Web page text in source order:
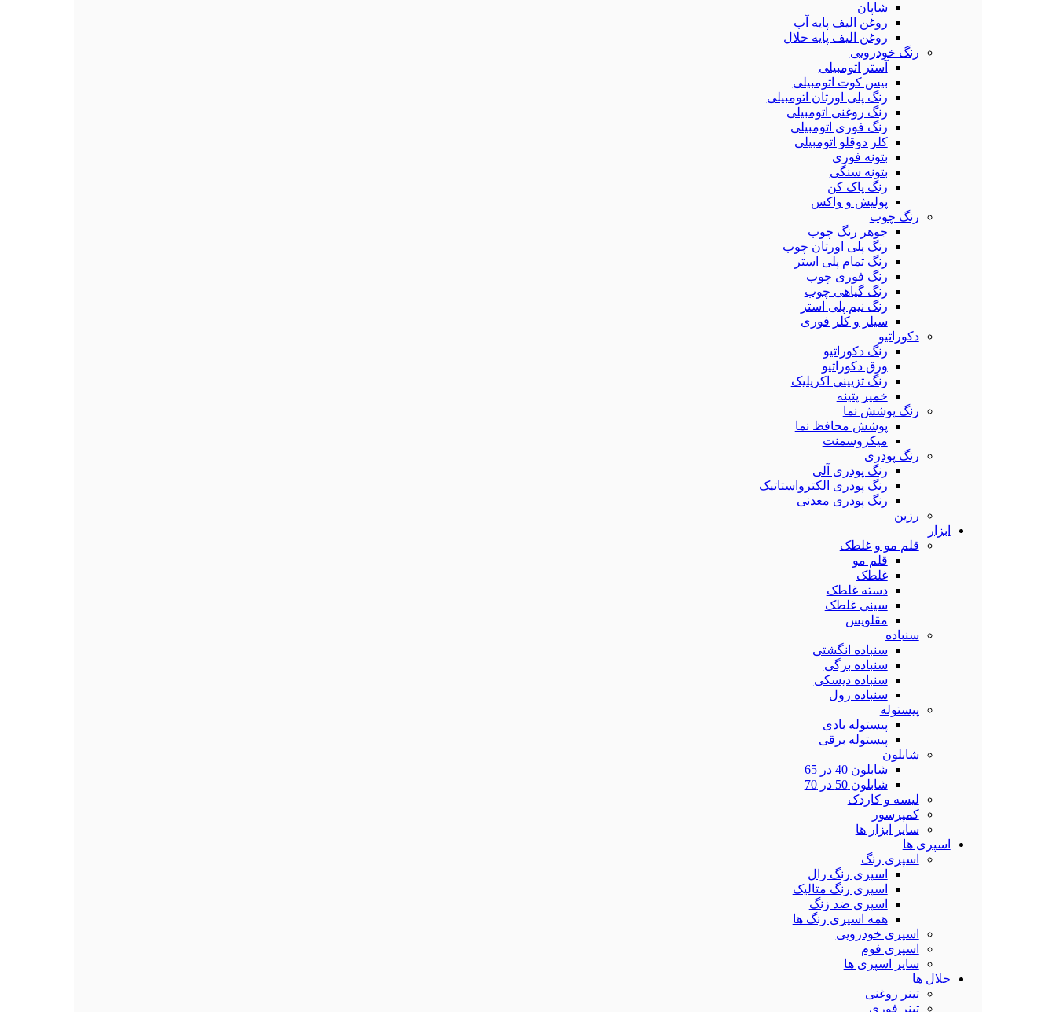
شاپان
روغن الیف پایه آب
روغن الیف پایه حلال
رنگ خودرویی
آستر اتومبیلی
بیس کوت اتومبیلی
رنگ پلی اورتان اتومبیلی
رنگ روغنی اتومبیلی
رنگ فوری اتومبیلی
کلر دوقلو اتومبیلی
بتونه فوری
بتونه سنگی
رنگ پاک کن
پولیش و واکس
رنگ چوب
جوهر رنگ چوب
رنگ پلی اورتان چوب
رنگ تمام پلی استر
رنگ فوری چوب
رنگ گیاهی چوب
رنگ نیم پلی استر
سیلر و کلر فوری
دکوراتیو
رنگ دکوراتیو
ورق دکوراتیو
رنگ تزیینی اکریلیک
خمیر پتینه
رنگ پوشش نما
پوشش محافظ نما
میکروسمنت
رنگ پودری
رنگ پودری آلی
رنگ پودری الکترواستاتیک
رنگ پودری معدنی
رزین
ابزار
قلم مو و غلطک
قلم مو
غلطک
دسته غلطک
سینی غلطک
مقلویس
سنباده
سنباده انگشتی
سنباده برگی
سنباده دیسکی
سنباده رول
پیستوله
پیستوله بادی
پیستوله برقی
شابلون
شابلون 40 در 65
شابلون 50 در 70
لیسه و کاردک
کمپرسور
سایر ابزار ها
اسپری ها
اسپری رنگ
اسپری رنگ رال
اسپری رنگ متالیک
اسپری ضد زنگ
همه اسپری رنگ ها
اسپری خودرویی
اسپری فوم
سایر اسپری ها
حلال ها
تینر روغنی
تینر فوری